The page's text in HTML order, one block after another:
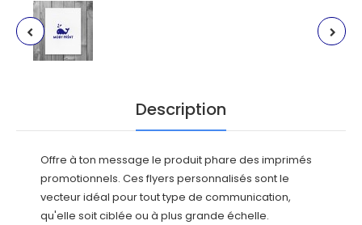
Description
Offre à ton message le produit phare des imprimés
promotionnels. Ces flyers personnalisés sont le
vecteur idéal pour tout type de communication,
qu'elle soit ciblée ou à plus grande échelle.